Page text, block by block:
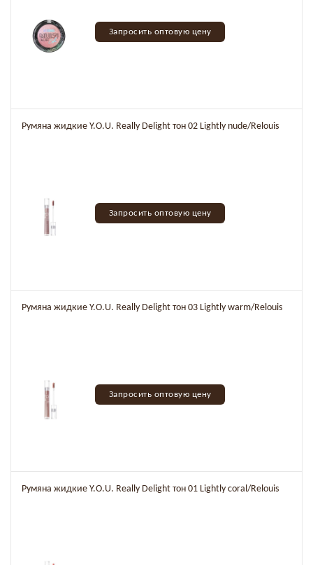
Запросить оптовую цену
Румяна жидкие Y.O.U. Really Delight тон 02 Lightly nude/Relouis
Запросить оптовую цену
Румяна жидкие Y.O.U. Really Delight тон 03 Lightly warm/Relouis
Запросить оптовую цену
Румяна жидкие Y.O.U. Really Delight тон 01 Lightly coral/Relouis